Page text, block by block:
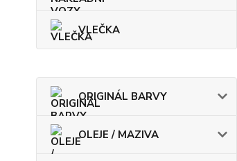
VLEČKA
ORIGINÁL BARVY
OLEJE / MAZIVA